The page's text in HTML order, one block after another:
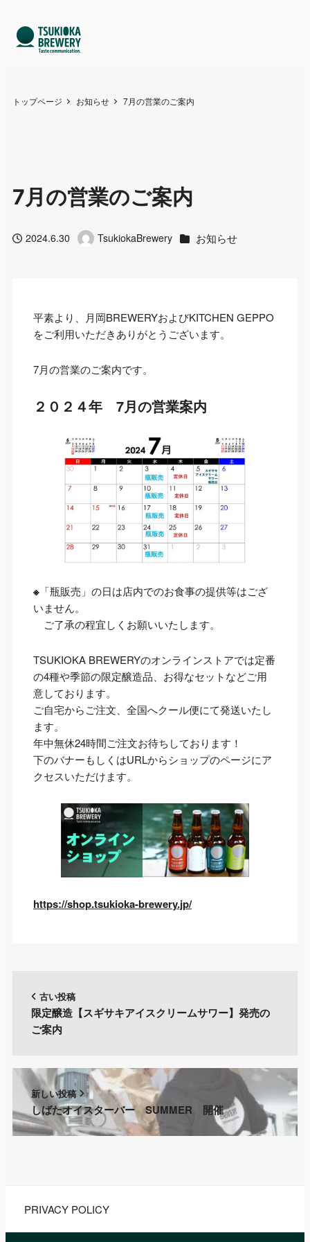
トップページ お知らせ 7月の営業のご案内
7月の営業のご案内
投稿日2024.6.30 著
TsukiokaBrewery カテゴリー
お知らせ
平素より、月岡BREWERYおよびKITCHEN GEPPO
をご利用いただきありがとうございます。
7月の営業のご案内です。
２０２４年 7月の営業案内
※ 「瓶販売」の日は店内でのお食事の提供等はござ
いません。
ご了承の程宜しくお願いいたします。
TSUKIOKA BREWERYのオンラインストアでは定番
の4種や季節の限定醸造品、お得なセットなどご用
意しております。
ご自宅からご注文、全国へクール便にて発送いたし
ます。
年中無休24時間ご注文お待ちしております！
下のバナーもしくはURLからショップのページにア
クセスいただけます。
https://shop.tsukioka-brewery.jp/
古い投稿
限定醸造【スギサキアイスクリームサワー】発売の
ご案内
新しい投稿
しばたオイスターバー SUMMER 開催
PRIVACY POLICY